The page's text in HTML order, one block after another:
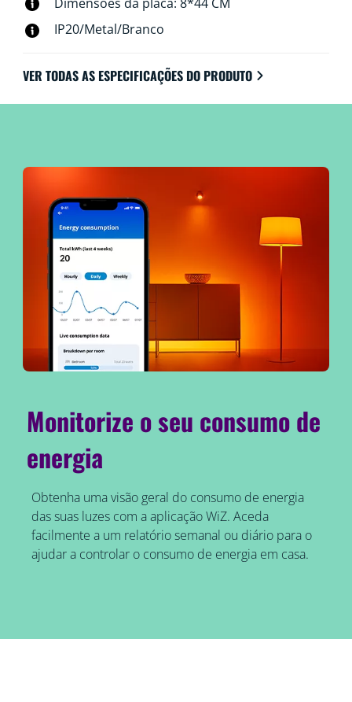
IP20/Metal/Branco
VER TODAS AS ESPECIFICAÇÕES DO PRODUTO
Monitorize o seu consumo de
energia
Obtenha uma visão geral do consumo de energia
das suas luzes com a aplicação WiZ. Aceda
facilmente a um relatório semanal ou diário para o
ajudar a controlar o consumo de energia em casa.